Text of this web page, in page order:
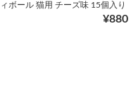
ィボール 猫用 チーズ味 15個入り
¥880